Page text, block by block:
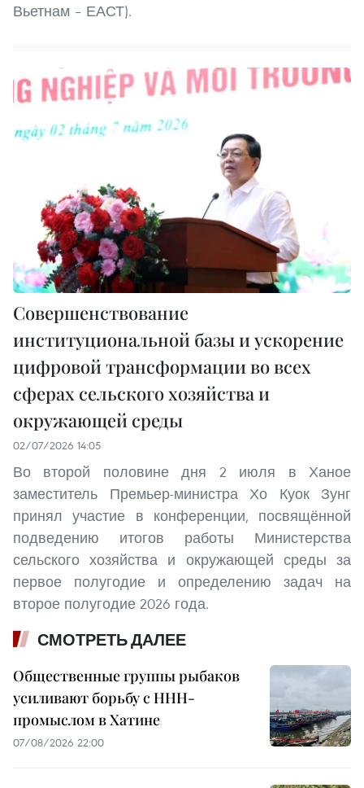
Вьетнам – ЕАСТ).
Совершенствование
институциональной базы и ускорение
цифровой трансформации во всех
сферах сельского хозяйства и
окружающей среды
02/07/2026 14:05
Во второй половине дня 2 июля в Ханое
заместитель Премьер-министра Хо Куок Зунг
принял участие в конференции, посвящённой
подведению итогов работы Министерства
сельского хозяйства и окружающей среды за
первое полугодие и определению задач на
второе полугодие 2026 года.
СМОТРЕТЬ ДАЛЕЕ
Общественные группы рыбаков
усиливают борьбу с ННН-
промыслом в Хатине
07/08/2026 22:00